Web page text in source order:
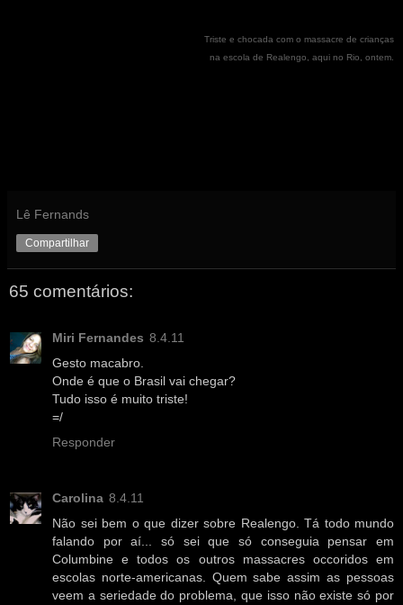
Triste e chocada com o massacre de crianças
na escola de Realengo, aqui no Rio, ontem.
Lê Fernands
Compartilhar
65 comentários:
Miri Fernandes 8.4.11
Gesto macabro.
Onde é que o Brasil vai chegar?
Tudo isso é muito triste!
=/
Responder
Carolina 8.4.11
Não sei bem o que dizer sobre Realengo. Tá todo mundo
falando por aí... só sei que só conseguia pensar em
Columbine e todos os outros massacres occoridos em
escolas norte-americanas. Quem sabe assim as pessoas
veem a seriedade do problema, que isso não existe só por